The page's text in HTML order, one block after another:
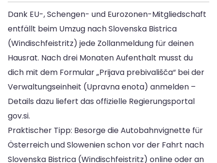
Dank EU-, Schengen- und Eurozonen-Mitgliedschaft
entfällt beim Umzug nach Slovenska Bistrica
(Windischfeistritz) jede Zollanmeldung für deinen
Hausrat. Nach drei Monaten Aufenthalt musst du
dich mit dem Formular „Prijava prebivališča“ bei der
Verwaltungseinheit (Upravna enota) anmelden –
Details dazu liefert das offizielle Regierungsportal
gov.si.
Praktischer Tipp: Besorge die Autobahnvignette für
Österreich und Slowenien schon vor der Fahrt nach
Slovenska Bistrica (Windischfeistritz) online oder an